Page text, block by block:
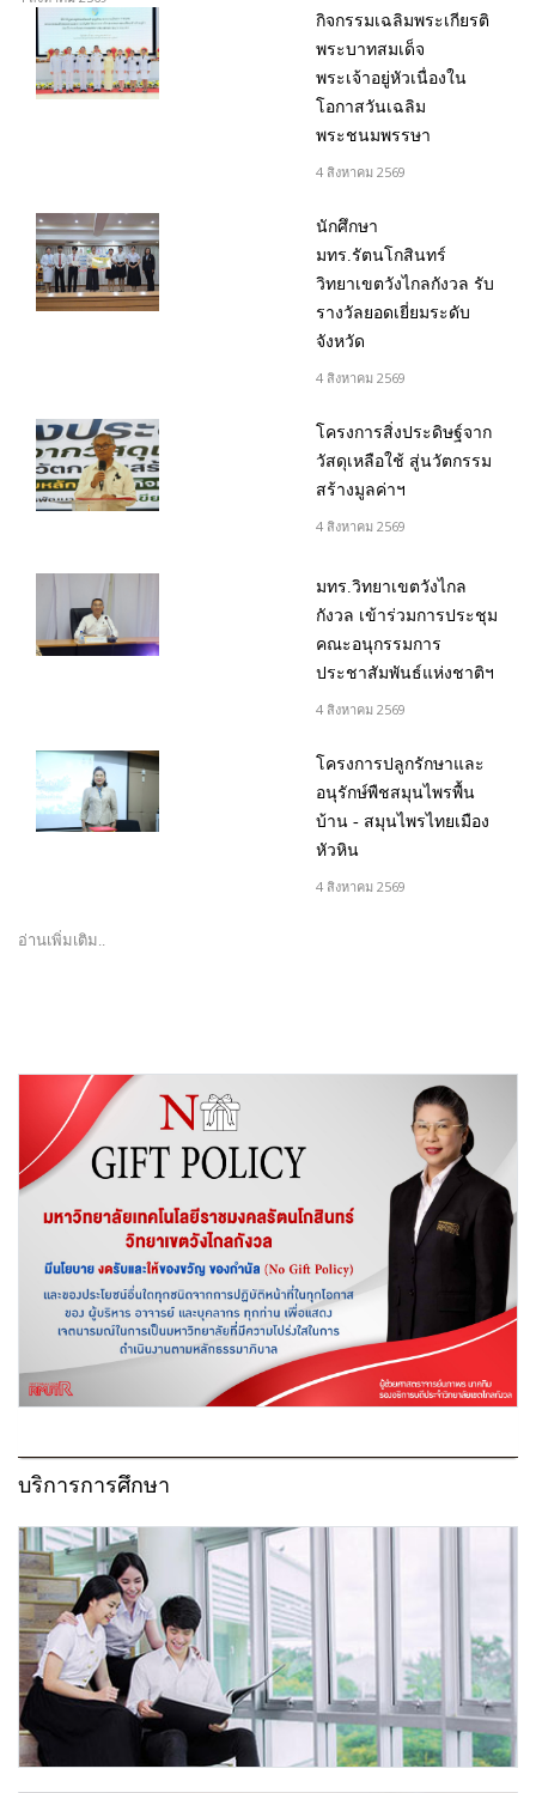
กิจกรรมเฉลิมพระเกียรติ
พระบาทสมเด็จ
พระเจ้าอยู่หัวเนื่องใน
โอกาสวันเฉลิม
พระชนมพรรษา
4 สิงหาคม 2569
นักศึกษา
มทร.รัตนโกสินทร์
วิทยาเขตวังไกลกังวล รับ
รางวัลยอดเยี่ยมระดับ
จังหวัด
4 สิงหาคม 2569
โครงการสิ่งประดิษฐ์จาก
วัสดุเหลือใช้ สู่นวัตกรรม
สร้างมูลค่าฯ
4 สิงหาคม 2569
มทร.วิทยาเขตวังไกล
กังวล เข้าร่วมการประชุม
คณะอนุกรรมการ
ประชาสัมพันธ์แห่งชาติฯ
4 สิงหาคม 2569
โครงการปลูกรักษาและ
อนุรักษ์พืชสมุนไพรพื้น
บ้าน - สมุนไพรไทยเมือง
หัวหิน
4 สิงหาคม 2569
อ่านเพิ่มเติม..
บริการการศึกษา